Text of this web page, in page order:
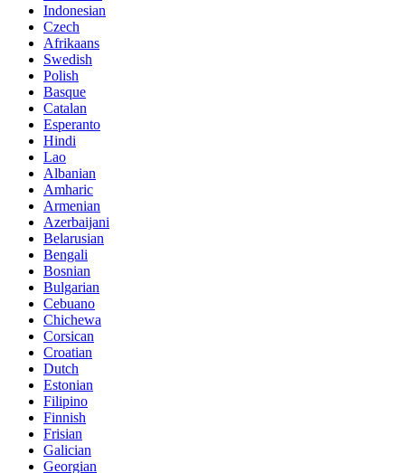
Indonesian
Czech
Afrikaans
Swedish
Polish
Basque
Catalan
Esperanto
Hindi
Lao
Albanian
Amharic
Armenian
Azerbaijani
Belarusian
Bengali
Bosnian
Bulgarian
Cebuano
Chichewa
Corsican
Croatian
Dutch
Estonian
Filipino
Finnish
Frisian
Galician
Georgian